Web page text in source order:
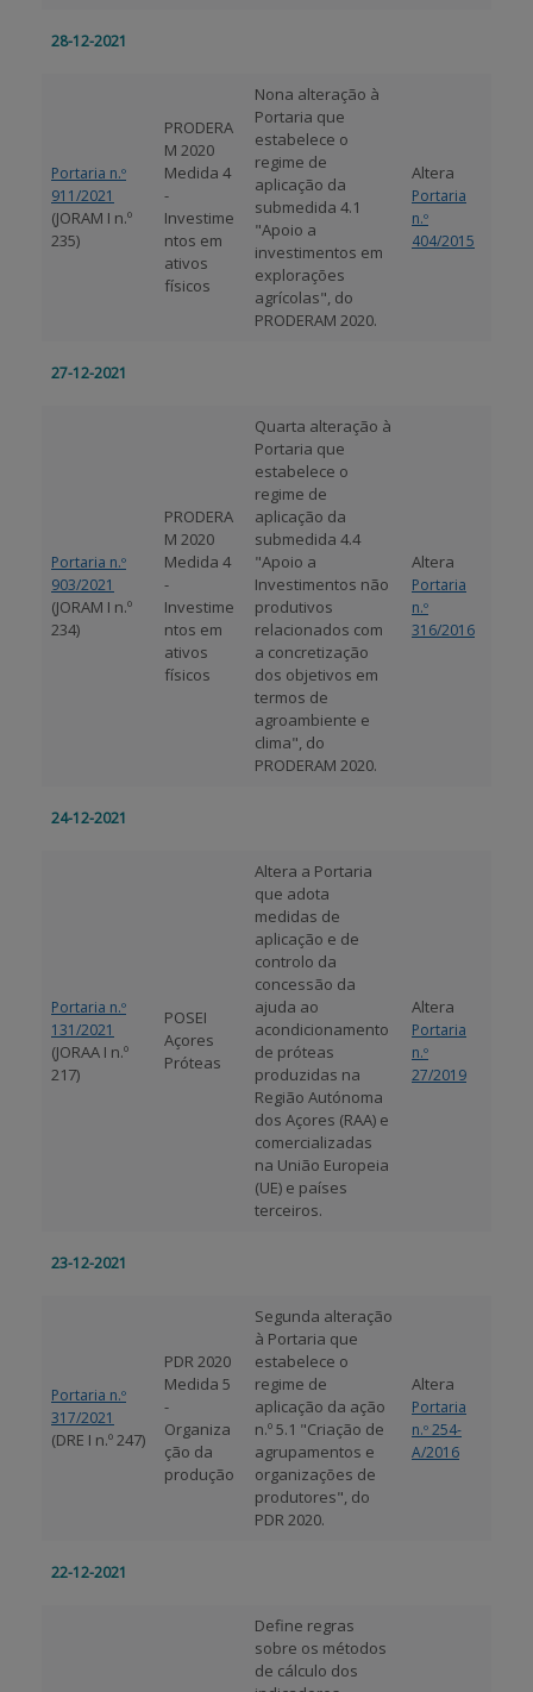
28-12-2021
Portaria n.º
911/2021
(JORAM I n.º
235)
PRODERA
M 2020
Medida 4
-
Investime
ntos em
ativos
físicos
Nona alteração à
Portaria que
estabelece o
regime de
aplicação da
submedida 4.1
"Apoio a
investimentos em
explorações
agrícolas", do
PRODERAM 2020.
Altera
Portaria
n.º
404/2015
27-12-2021
Portaria n.º
903/2021
(JORAM I n.º
234)
PRODERA
M 2020
Medida 4
-
Investime
ntos em
ativos
físicos
Quarta alteração à
Portaria que
estabelece o
regime de
aplicação da
submedida 4.4
"Apoio a
Investimentos não
produtivos
relacionados com
a concretização
dos objetivos em
termos de
agroambiente e
clima", do
PRODERAM 2020.
Altera
Portaria
n.º
316/2016
24-12-2021
Portaria n.º
131/2021
(JORAA I n.º
217)
POSEI
Açores
Próteas
Altera a Portaria
que adota
medidas de
aplicação e de
controlo da
concessão da
ajuda ao
acondicionamento
de próteas
produzidas na
Região Autónoma
dos Açores (RAA) e
comercializadas
na União Europeia
(UE) e países
terceiros.
Altera
Portaria
n.º
27/2019
23-12-2021
Portaria n.º
317/2021
(DRE I n.º 247)
PDR 2020
Medida 5
-
Organiza
ção da
produção
Segunda alteração
à Portaria que
estabelece o
regime de
aplicação da ação
n.º 5.1 "Criação de
agrupamentos e
organizações de
produtores", do
PDR 2020.
Altera
Portaria
n.º 254-
A/2016
22-12-2021
Define regras
sobre os métodos
de cálculo dos